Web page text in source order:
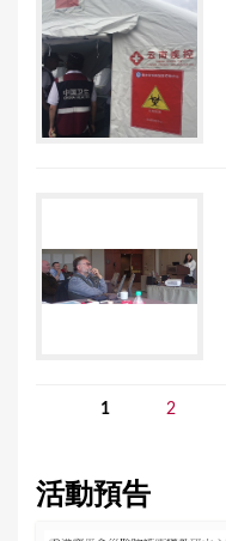
g
1 2
活動預告